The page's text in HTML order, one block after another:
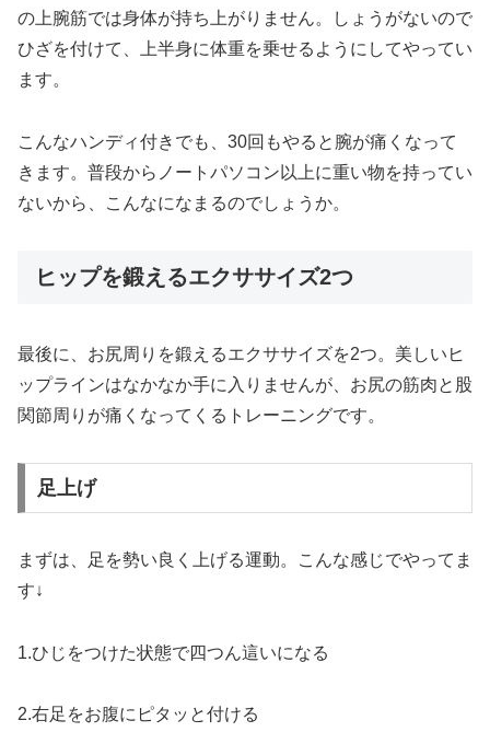
の上腕筋では身体が持ち上がりません。しょうがないので
ひざを付けて、上半身に体重を乗せるようにしてやってい
ます。
こんなハンディ付きでも、30回もやると腕が痛くなって
きます。普段からノートパソコン以上に重い物を持ってい
ないから、こんなになまるのでしょうか。
ヒップを鍛えるエクササイズ2つ
最後に、お尻周りを鍛えるエクササイズを2つ。美しいヒ
ップラインはなかなか手に入りませんが、お尻の筋肉と股
関節周りが痛くなってくるトレーニングです。
足上げ
まずは、足を勢い良く上げる運動。こんな感じでやってま
す↓
1.ひじをつけた状態で四つん這いになる
2.右足をお腹にピタッと付ける